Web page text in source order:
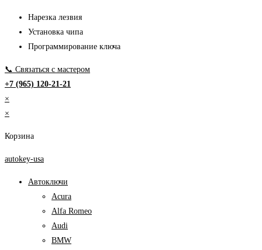
Нарезка лезвия
Установка чипа
Программирование ключа
📞 Связаться с мастером
+7 (965) 120-21-21
×
×
Корзина
autokey-usa
Автоключи
Acura
Alfa Romeo
Audi
BMW